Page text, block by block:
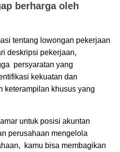
berharga oleh
tentang lowongan pekerjaan
deskripsi pekerjaan,
persyaratan yang
kekuatan dan
keterampilan khusus yang
untuk posisi akuntan
perusahaan mengelola
kamu bisa membagikan